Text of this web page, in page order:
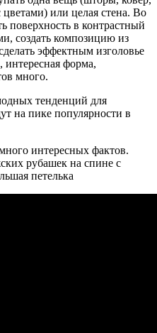
цветами) или целая стена. Во
поверхность в контрастный
создать композицию из
эффектным изголовье
интересная форма,
много.
тенденций для
на пике популярности в
интересных фактов.
рубашек на спине с
петелька